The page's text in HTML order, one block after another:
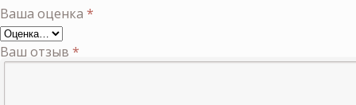
Ваша оценка *
Ваш отзыв *